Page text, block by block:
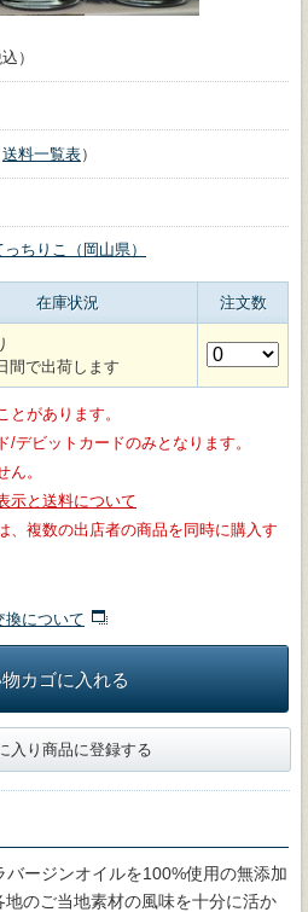
）
送料一覧表）
ちりこ（岡山県）
在庫状況 注文数
間で出荷します
があります。
/デビットカードのみとなります。
ん。
示と送料について
、複数の出店者の商品を同時に購入す
換について
カゴに入れる
入り商品に登録する
ージンオイルを100%使用の無添加
のご当地素材の風味を十分に活か